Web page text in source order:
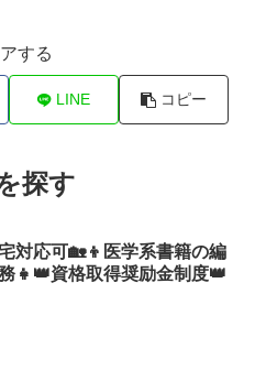
する
LINE コピー
探す
対応可🏡👦医学系書籍の編
👧👑資格取得奨励金制度👑